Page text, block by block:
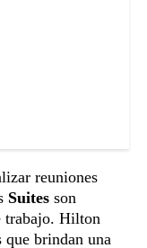
reuniones
Suites son
trabajo. Hilton
brindan una